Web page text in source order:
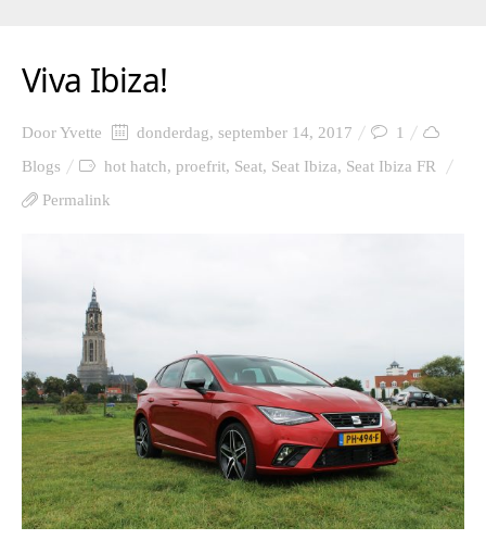
Viva Ibiza!
DoorYvette donderdag, september 14, 2017
1
Blogs
hot hatch, proefrit, Seat, Seat Ibiza, Seat Ibiza FR
Permalink